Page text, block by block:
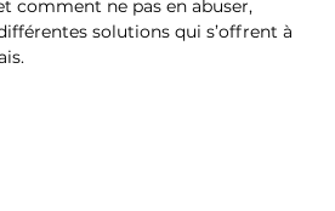
comment ne pas en abuser,
solutions qui s’offrent à